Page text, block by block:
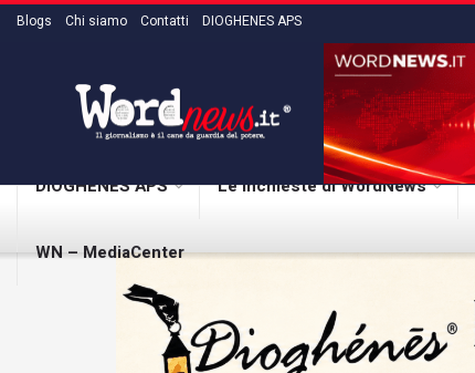
Blogs Chi siamo Contatti DIOGHENES APS
DIOGHENES APS Le inchieste di WordNews
WN – MediaCenter